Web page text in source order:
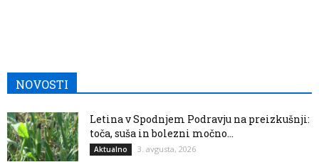
NOVOSTI
Letina v Spodnjem Podravju na preizkušnji:
toča, suša in bolezni močno...
Aktualno 3. avgusta, 2026